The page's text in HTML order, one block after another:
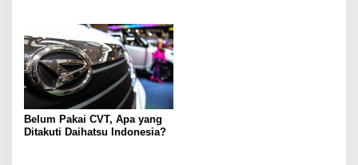
Belum Pakai CVT, Apa yang
Ditakuti Daihatsu Indonesia?